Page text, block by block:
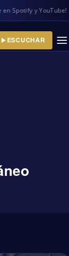
Spotify y YouTube!
ESCUCHAR